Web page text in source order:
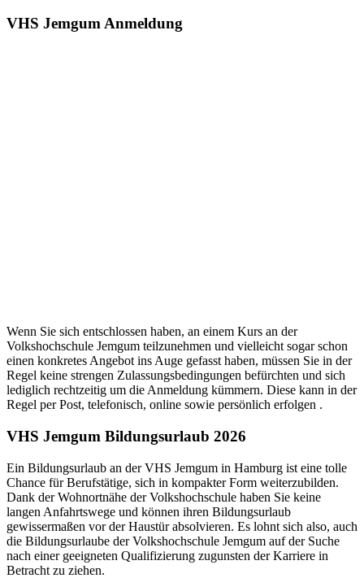
VHS Jemgum Anmeldung
Wenn Sie sich entschlossen haben, an einem Kurs an der
Volkshochschule Jemgum teilzunehmen und vielleicht sogar schon
einen konkretes Angebot ins Auge gefasst haben, müssen Sie in der
Regel keine strengen Zulassungsbedingungen befürchten und sich
lediglich rechtzeitig um die Anmeldung kümmern. Diese kann in der
Regel per Post, telefonisch, online sowie persönlich erfolgen .
VHS Jemgum Bildungsurlaub 2026
Ein Bildungsurlaub an der VHS Jemgum in Hamburg ist eine tolle
Chance für Berufstätige, sich in kompakter Form weiterzubilden.
Dank der Wohnortnähe der Volkshochschule haben Sie keine
langen Anfahrtswege und können ihren Bildungsurlaub
gewissermaßen vor der Haustür absolvieren. Es lohnt sich also, auch
die Bildungsurlaube der Volkshochschule Jemgum auf der Suche
nach einer geeigneten Qualifizierung zugunsten der Karriere in
Betracht zu ziehen.